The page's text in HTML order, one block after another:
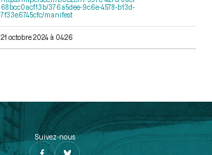
68bcc0acf13b/376a5dee-9c6e-4578-b13d-
7f33e6745cfc/manifest
21 octobre 2024 à 04:26
Suivez-nous